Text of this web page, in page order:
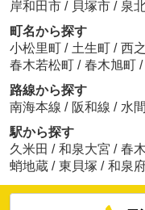
岸和田市 / 貝塚市 / 泉
町名から探す
小松里町 / 土生町 / 西
春木若松町 / 春木旭町 /
路線から探す
南海本線 / 阪和線 / 水
駅から探す
久米田 / 和泉大宮 / 春木
蛸地蔵 / 東貝塚 / 和泉